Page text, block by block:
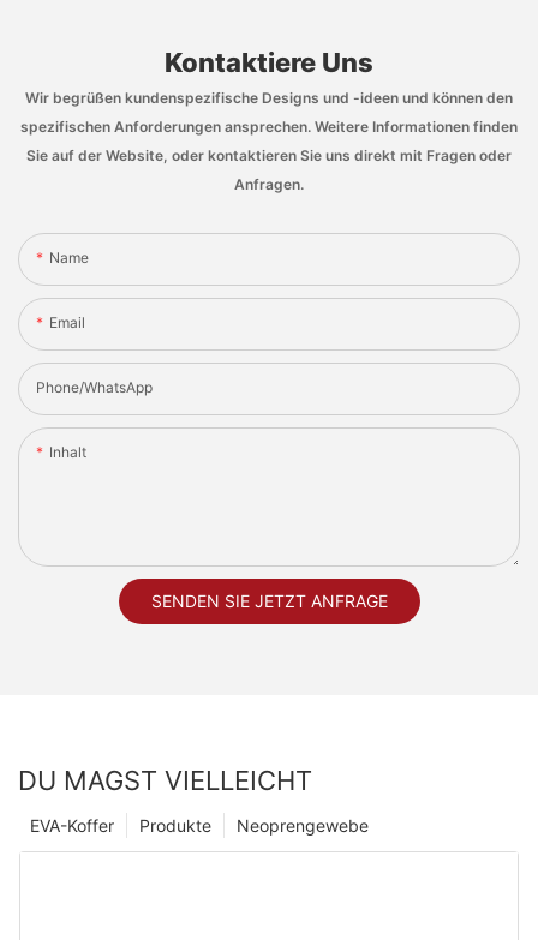
Kontaktiere Uns
Wir begrüßen kundenspezifische Designs und -ideen und können den
spezifischen Anforderungen ansprechen. Weitere Informationen finden
Sie auf der Website, oder kontaktieren Sie uns direkt mit Fragen oder
Anfragen.
Name
Email
Phone/whatsApp
Inhalt
SENDEN SIE JETZT ANFRAGE
DU MAGST VIELLEICHT
Neoprengewebe
Produkte
EVA-Koffer